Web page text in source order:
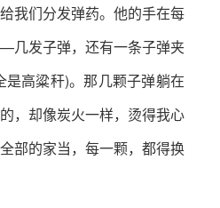
我们分发弹药。他的手在每
几发子弹，还有一条子弹夹
是高粱秆)。那几颗子弹躺在
，却像炭火一样，烫得我心
部的家当，每一颗，都得换